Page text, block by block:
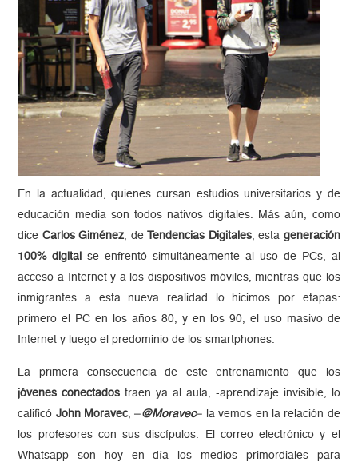
En la actualidad, quienes cursan estudios universitarios y de
educación media son todos nativos digitales. Más aún, como
dice Carlos Giménez, de Tendencias Digitales, esta generación
100% digital
se enfrentó simultáneamente al uso de PCs, al
acceso a Internet y a los dispositivos móviles, mientras que los
inmigrantes a esta nueva realidad lo hicimos por etapas:
primero el PC en los años 80, y en los 90, el uso masivo de
Internet y luego el predominio de los smartphones.
La primera consecuencia de este entrenamiento que los
jóvenes conectados traen ya al aula, -aprendizaje invisible, lo
calificó John Moravec, –@Moravec– la vemos en la relación de
los profesores con sus discípulos. El correo electrónico y el
Whatsapp son hoy en día los medios primordiales para